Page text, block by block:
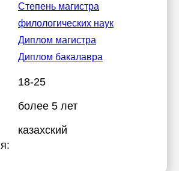
Степень магистра
филологических наук
Диплом магистра
Диплом бакалавра
18-25
более 5 лет
казахский